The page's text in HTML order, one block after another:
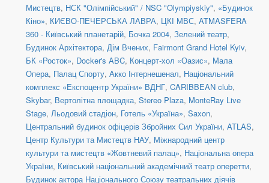
Мистецтв, НСК "Олімпійський" / NSC "Olympiyskiy", «Будинок
Кіно», КИЄВО-ПЕЧЕРСЬКА ЛАВРА, ЦКІ МВС, ATMASFERA
360 - Київський планетарій, Бочка 2004, Зелений театр,
Будинок Архітектора, Дім Вчених, Fairmont Grand Hotel Kyiv,
БК «Росток», Docker's ABC, Концерт-хол «Оазис», Мала
Опера, Палац Спорту, Акко Інтернешенал, Національний
комплекс «Експоцентр України» ВДНГ, CARIBBEAN club,
Skybar, Вертолітна площадка, Stereo Plaza, MonteRay Live
Stage, Льодовий стадіон, Готель «Україна», Saxon,
Центральний будинок офіцерів Збройних Сил України, ATLAS,
Центр Культури та Мистецтв НАУ, Міжнародний центр
культури та мистецтв «Жовтневий палац», Національна опера
України, Київський національний академічний театр оперетти,
Будинок актора Національного Союзу театральних діячів